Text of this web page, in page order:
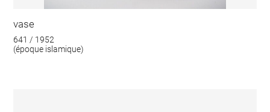
vase
641 / 1952
(époque islamique)